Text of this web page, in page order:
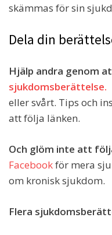
skämmas för sin
Dela din
Hjälp andra genom
sjukdomsberättelse.
eller svårt. Tips och
att följa länken.
Och glöm inte att
Facebookför mera
om kronisk sjukdom.
Flera